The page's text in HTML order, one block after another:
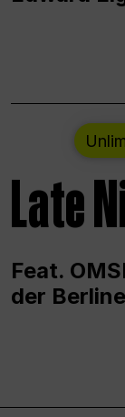
Late
Feat.
der